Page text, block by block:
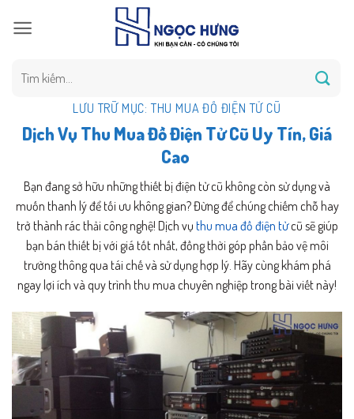
qua
kiếm:
LƯU TRỮ MỤC:THU MUA ĐỒ ĐIỆN TỬ CŨ
Dịch Vụ Thu Mua Đồ Điện Tử Cũ Uy Tín, Giá
Cao
Bạn đang sở hữu những thiết bị điện tử cũ không còn sử dụng và
muốn thanh lý để tối ưu không gian? Đừng để chúng chiếm chỗ hay
trở thành rác thải công nghệ! Dịch vụ thu mua đồ điện tửcũ sẽ giúp
bạn bán thiết bị với giá tốt nhất, đồng thời góp phần bảo vệ môi
trường thông qua tái chế và sử dụng hợp lý. Hãy cùng khám phá
ngay lợi ích và quy trình thu mua chuyên nghiệp trong bài viết này!